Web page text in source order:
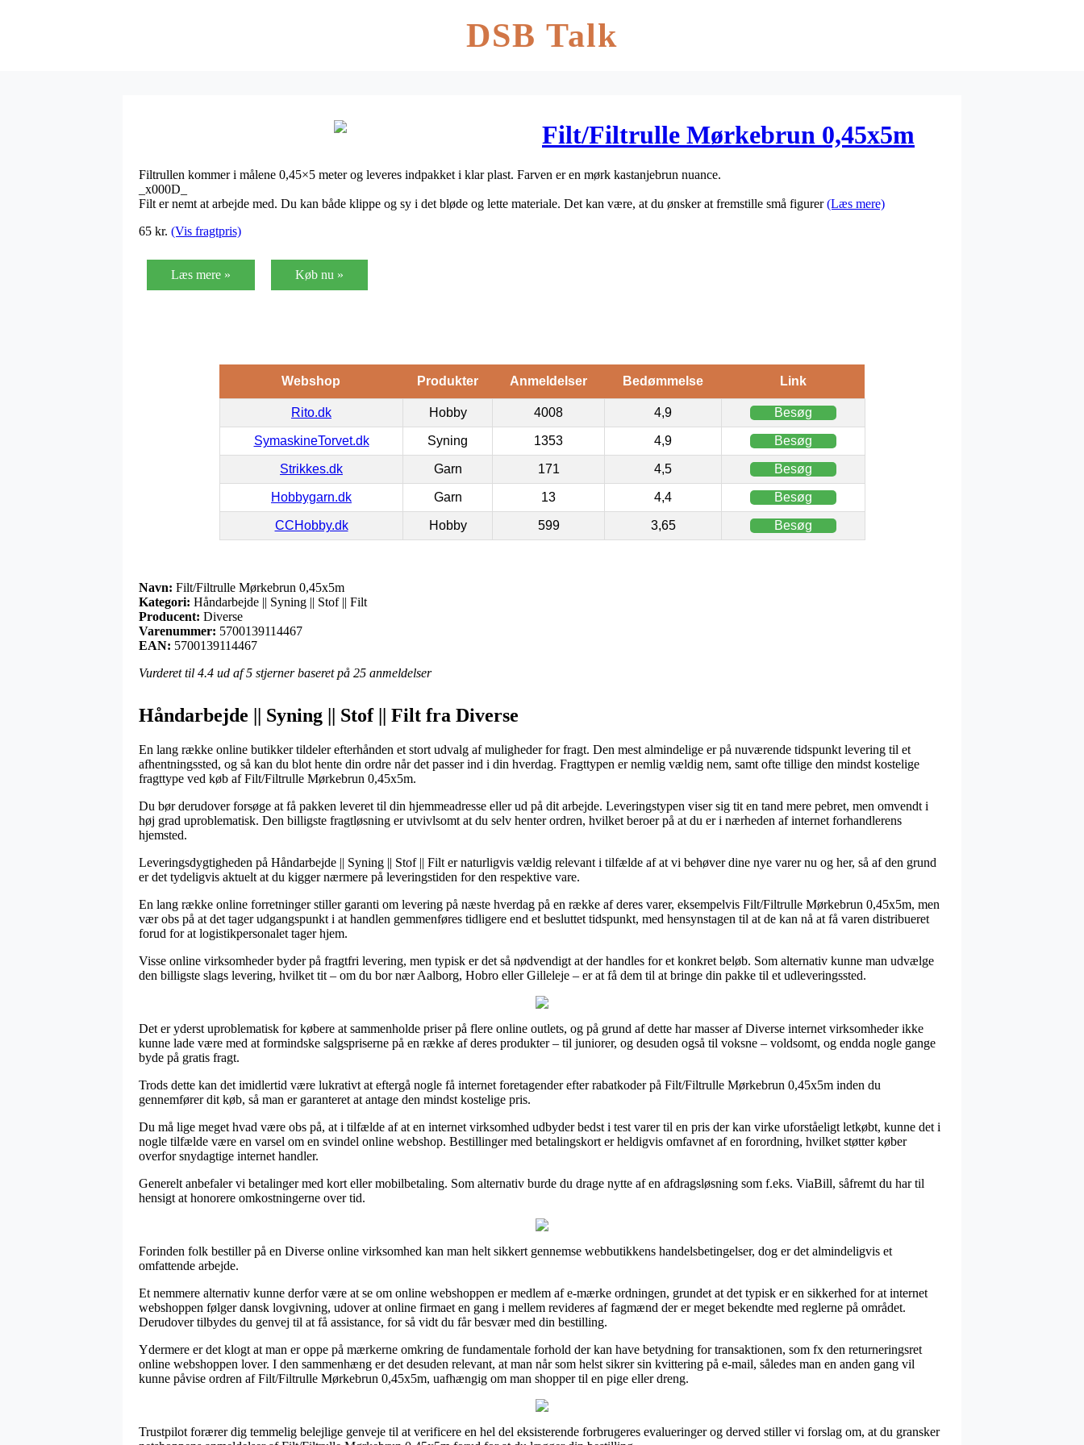
DSB Talk
Filt/Filtrulle Mørkebrun 0,45x5m
Filtrullen kommer i målene 0,45×5 meter og leveres indpakket i klar plast. Farven er en mørk kastanjebrun nuance.
_x000D_
Filt er nemt at arbejde med. Du kan både klippe og sy i det bløde og lette materiale. Det kan være, at du ønsker at fremstille små figurer(Læs mere)
65 kr. (Vis fragtpris)
Læs mere » Køb nu »
Webshop Produkter Anmeldelser Bedømmelse Link
Rito.dk Hobby 4008 4,9 Besøg
SymaskineTorvet.dk Syning 1353 4,9 Besøg
Strikkes.dk Garn 171 4,5 Besøg
Hobbygarn.dk Garn 13 4,4 Besøg
CCHobby.dk Hobby 599 3,65 Besøg
Navn: Filt/Filtrulle Mørkebrun 0,45x5m
Kategori: Håndarbejde || Syning || Stof || Filt
Producent: Diverse
Varenummer: 5700139114467
EAN: 5700139114467
Vurderet til 4.4 ud af 5 stjerner baseret på 25 anmeldelser
Håndarbejde || Syning || Stof || Filt fra Diverse
En lang række online butikker tildeler efterhånden et stort udvalg af muligheder for fragt. Den mest almindelige er på nuværende tidspunkt levering til et
afhentningssted, og så kan du blot hente din ordre når det passer ind i din hverdag. Fragttypen er nemlig vældig nem, samt ofte tillige den mindst kostelige
fragttype ved køb af Filt/Filtrulle Mørkebrun 0,45x5m.
Du bør derudover forsøge at få pakken leveret til din hjemmeadresse eller ud på dit arbejde. Leveringstypen viser sig tit en tand mere pebret, men omvendt i
høj grad uproblematisk. Den billigste fragtløsning er utvivlsomt at du selv henter ordren, hvilket beroer på at du er i nærheden af internet forhandlerens
hjemsted.
Leveringsdygtigheden på Håndarbejde || Syning || Stof || Filt er naturligvis vældig relevant i tilfælde af at vi behøver dine nye varer nu og her, så af den grund
er det tydeligvis aktuelt at du kigger nærmere på leveringstiden for den respektive vare.
En lang række online forretninger stiller garanti om levering på næste hverdag på en række af deres varer, eksempelvis Filt/Filtrulle Mørkebrun 0,45x5m, men
vær obs på at det tager udgangspunkt i at handlen gemmenføres tidligere end et besluttet tidspunkt, med hensynstagen til at de kan nå at få varen distribueret
forud for at logistikpersonalet tager hjem.
Visse online virksomheder byder på fragtfri levering, men typisk er det så nødvendigt at der handles for et konkret beløb. Som alternativ kunne man udvælge
den billigste slags levering, hvilket tit – om du bor nær Aalborg, Hobro eller Gilleleje – er at få dem til at bringe din pakke til et udleveringssted.
Det er yderst uproblematisk for købere at sammenholde priser på flere online outlets, og på grund af dette har masser af Diverse internet virksomheder ikke
kunne lade være med at formindske salgspriserne på en række af deres produkter – til juniorer, og desuden også til voksne – voldsomt, og endda nogle gange
byde på gratis fragt.
Trods dette kan det imidlertid være lukrativt at eftergå nogle få internet foretagender efter rabatkoder på Filt/Filtrulle Mørkebrun 0,45x5m inden du
gennemfører dit køb, så man er garanteret at antage den mindst kostelige pris.
Du må lige meget hvad være obs på, at i tilfælde af at en internet virksomhed udbyder bedst i test varer til en pris der kan virke uforståeligt letkøbt, kunne det i
nogle tilfælde være en varsel om en svindel online webshop. Bestillinger med betalingskort er heldigvis omfavnet af en forordning, hvilket støtter køber
overfor snydagtige internet handler.
Generelt anbefaler vi betalinger med kort eller mobilbetaling. Som alternativ burde du drage nytte af en afdragsløsning som f.eks. ViaBill, såfremt du har til
hensigt at honorere omkostningerne over tid.
Forinden folk bestiller på en Diverse online virksomhed kan man helt sikkert gennemse webbutikkens handelsbetingelser, dog er det almindeligvis et
omfattende arbejde.
Et nemmere alternativ kunne derfor være at se om online webshoppen er medlem af e-mærke ordningen, grundet at det typisk er en sikkerhed for at internet
webshoppen følger dansk lovgivning, udover at online firmaet en gang i mellem revideres af fagmænd der er meget bekendte med reglerne på området.
Derudover tilbydes du genvej til at få assistance, for så vidt du får besvær med din bestilling.
Ydermere er det klogt at man er oppe på mærkerne omkring de fundamentale forhold der kan have betydning for transaktionen, som fx den returneringsret
online webshoppen lover. I den sammenhæng er det desuden relevant, at man når som helst sikrer sin kvittering på e-mail, således man en anden gang vil
kunne påvise ordren af Filt/Filtrulle Mørkebrun 0,45x5m, uafhængig om man shopper til en pige eller dreng.
Trustpilot forærer dig temmelig belejlige genveje til at verificere en hel del eksisterende forbrugeres evalueringer og derved stiller vi forslag om, at du gransker